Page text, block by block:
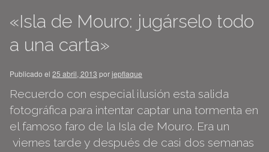
«Isla de Mouro: jugárselo todo
a una carta»
Publicado el 25 abril, 2013 porjepflaque
Recuerdo con especial ilusión esta salida
fotográfica para intentar captar una tormenta en
el famoso faro de la Isla de Mouro. Era un
viernes tarde y después de casi dos semanas